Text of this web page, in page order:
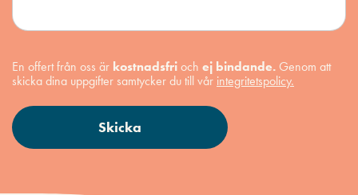
En offert från oss är kostnadsfrioch ej bindande. Genom att
skicka dina uppgifter samtycker du till vår integritetspolicy.